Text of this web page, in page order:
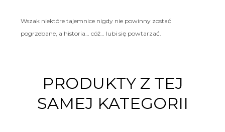
Wszak niektóre tajemnice nigdy nie powinny zostać
pogrzebane, a historia… cóż… lubi się powtarzać.
PRODUKTY Z TEJ
SAMEJ KATEGORII